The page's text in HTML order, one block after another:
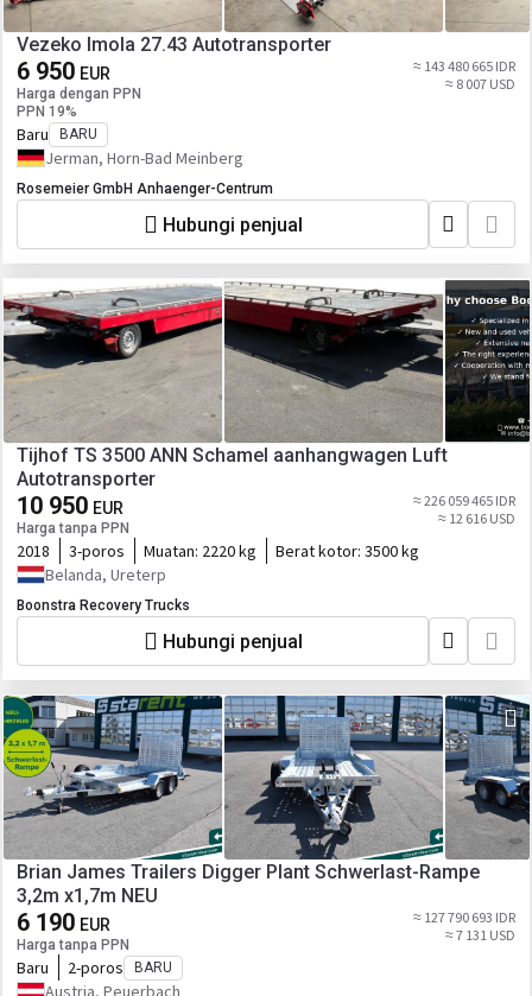
Vezeko Imola 27.43 Autotransporter
6 950 EUR
Harga dengan PPN
PPN 19%
≈ 143 480 665 IDR
≈ 8 007 USD
Baru BARU
Jerman, Horn-Bad Meinberg
Rosemeier GmbH Anhaenger-Centrum
Hubungi penjual
Tijhof TS 3500 ANN Schamel aanhangwagen Luft
Autotransporter
10 950 EUR
Harga tanpa PPN
≈ 226 059 465 IDR
≈ 12 616 USD
2018 3-poros Muatan: 2220 kg Berat kotor: 3500 kg
Belanda, Ureterp
Boonstra Recovery Trucks
Hubungi penjual
Brian James Trailers Digger Plant Schwerlast-Rampe
3,2m x1,7m NEU
6 190 EUR
Harga tanpa PPN
≈ 127 790 693 IDR
≈ 7 131 USD
Baru 2-poros BARU
Austria, Peuerbach